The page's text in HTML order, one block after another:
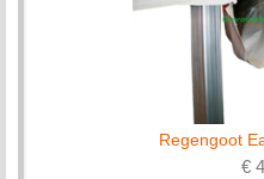
Regengoot
€